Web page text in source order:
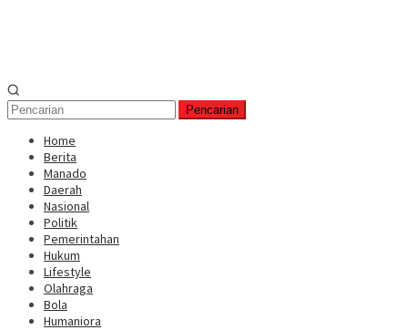
Pencarian
Home
Berita
Manado
Daerah
Nasional
Politik
Pemerintahan
Hukum
Lifestyle
Olahraga
Bola
Humaniora